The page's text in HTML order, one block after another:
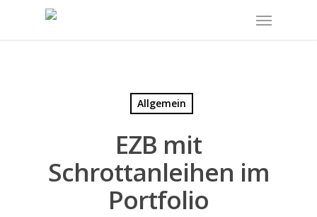
Allgemein
EZB mit
Schrottanleihen im
Portfolio